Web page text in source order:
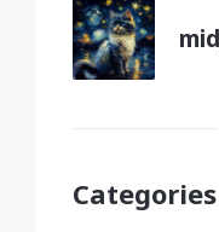
Categories